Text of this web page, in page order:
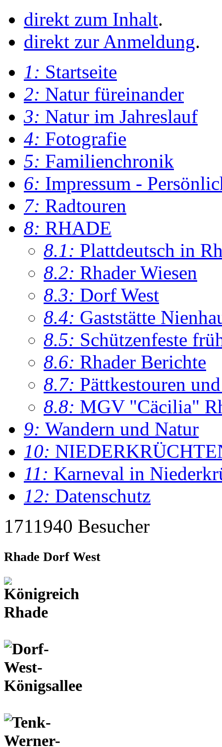
direkt zum Inhalt.
direkt zur Anmeldung.
1: Startseite
2: Natur füreinander
3: Natur im Jahreslauf
4: Fotografie
5: Familienchronik
6: Impressum -
7: Radtouren
8: RHADE
8.1: Plattdeutsch in
8.2: Rhader Wiesen
8.3: Dorf West
8.4: Gaststätte
8.5: Schützenfeste
8.6: Rhader Berichte
8.7: Pättkestouren
8.8: MGV "Cäcilia"
9: Wandern und Natur
10:
11: Karneval in
12: Datenschutz
1711940 Besucher
Rhade Dorf West